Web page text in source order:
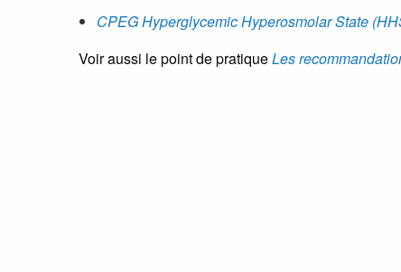
CPEG Hyperglycemic Hyperosmolar State
Voir aussi le point de pratiqueLes